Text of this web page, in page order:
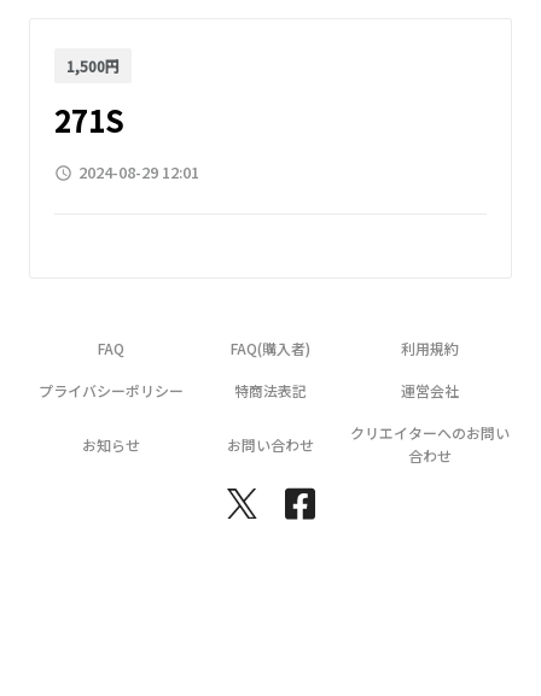
1,500円
271S
access_time 2024-08-29 12:01
FAQ FAQ(購入者) 利用規約
プライバシーポリシー 特商法表記 運営会社
お知らせ お問い合わせ
クリエイターへのお問い
合わせ